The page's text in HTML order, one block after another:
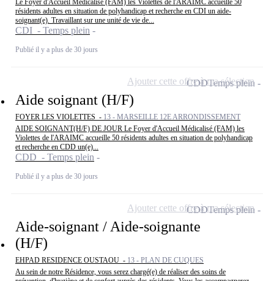
Le Foyer d'Accueil Médicalisé (FAM) les Violettes de l'ARAIMC accueille 50
résidents adultes en situation de polyhandicap et recherche en CDI un aide-
soignant(e). Travaillant sur une unité de vie de...
CDI - Temps plein
Publié il y a plus de 30 jours
Aide soignant (H/F)
FOYER LES VIOLETTES - 13 - MARSEILLE 12E ARRONDISSEMENT
AIDE SOIGNANT(H/F) DE JOUR Le Foyer d'Accueil Médicalisé (FAM) les
Violettes de l'ARAIMC accueille 50 résidents adultes en situation de polyhandicap
et recherche en CDD un(e)...
CDD - Temps plein
Publié il y a plus de 30 jours
CDDTemps plein
Ajouter cette offre à ma sélection
Aide-soignant / Aide-soignante
(H/F)
EHPAD RESIDENCE OUSTAOU - 13 - PLAN DE CUQUES
Au sein de notre Résidence, vous serez chargé(e) de réaliser des soins de
CDDTemps plein
Ajouter cette offre à ma sélection